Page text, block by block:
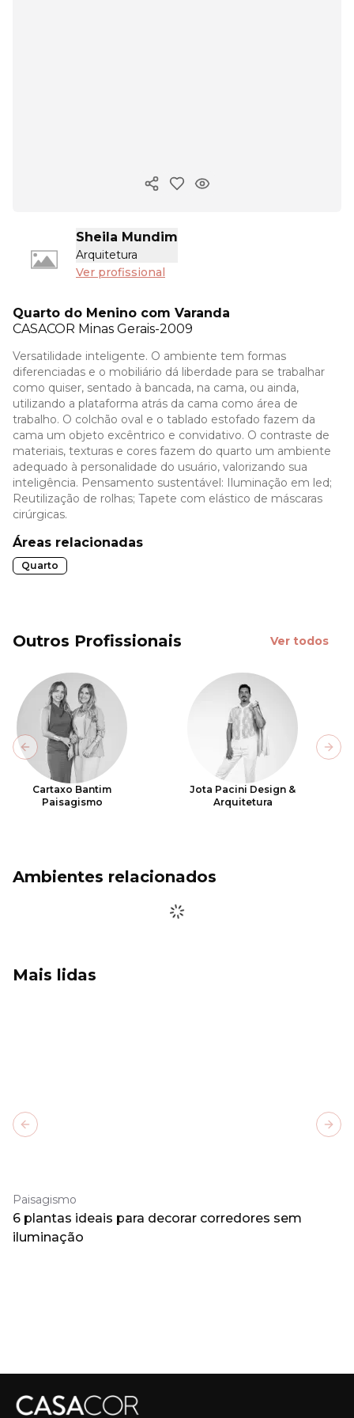
Copiar link
Sheila Mundim
Arquitetura
Ver profissional
Quarto do Menino com Varanda
CASACOR Minas Gerais-2009
Versatilidade inteligente. O ambiente tem formas
diferenciadas e o mobiliário dá liberdade para se trabalhar
como quiser, sentado à bancada, na cama, ou ainda,
utilizando a plataforma atrás da cama como área de
trabalho. O colchão oval e o tablado estofado fazem da
cama um objeto excêntrico e convidativo. O contraste de
materiais, texturas e cores fazem do quarto um ambiente
adequado à personalidade do usuário, valorizando sua
inteligência. Pensamento sustentável: Iluminação em led;
Reutilização de rolhas; Tapete com elástico de máscaras
cirúrgicas.
Áreas relacionadas
Quarto
Outros Profissionais Ver todos
Cartaxo Bantim
Paisagismo
Jota Pacini Design &
Arquitetura
Previous slide
Ambientes relacionados
Mais lidas
Paisagismo
6 plantas ideais para decorar corredores sem
iluminação
Previous slide